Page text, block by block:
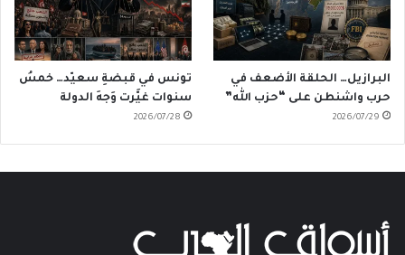
البرازيل… الحلقة الأضعف في
حرب واشنطن على “حزب الله”
2026/07/29
تونس في قبضةِ سعيّد… خمسُ
سنوات غيَّرت وَجهَ الدولة
2026/07/28